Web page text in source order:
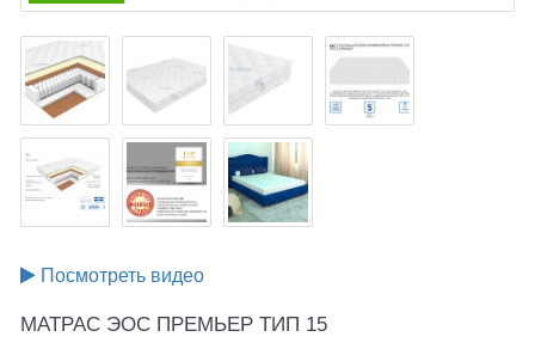
Посмотреть видео
МАТРАС ЭОС ПРЕМЬЕР ТИП 15